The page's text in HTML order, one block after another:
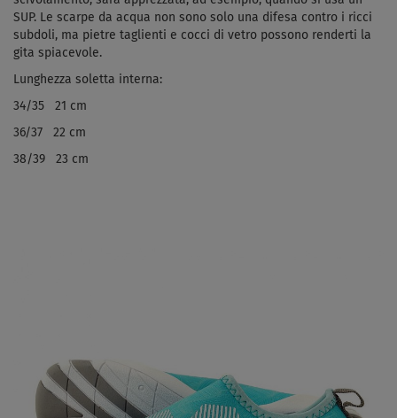
SUP. Le scarpe da acqua non sono solo una difesa contro i ricci
subdoli, ma pietre taglienti e cocci di vetro possono renderti la
gita spiacevole.
Lunghezza soletta interna:
34/35 21 cm
36/37 22 cm
38/39 23 cm